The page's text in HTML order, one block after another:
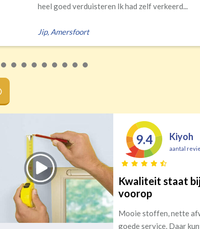
Erald,Zeist
9.4 Kiyoh
aantal
Kwaliteit staat
voorop
Mooie stoffen, nette
goede service. Daar